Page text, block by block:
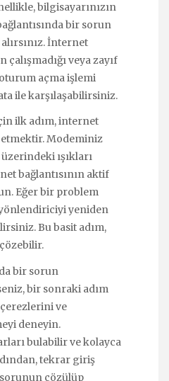
bilgisayarınızın
bir sorun
İnternet
çalışmadığı veya zayıf
açma işlemi
ile karşılaşabilirsiniz.
ilk adım, internet
etmektir. Modeminiz
ışıkları
bağlantısının aktif
Eğer bir problem
yeniden
Bu basit adım,
bir sorun
bir sonraki adım
çerezlerini ve
deneyin.
bulabilir ve kolayca
tekrar giriş
çözülüp